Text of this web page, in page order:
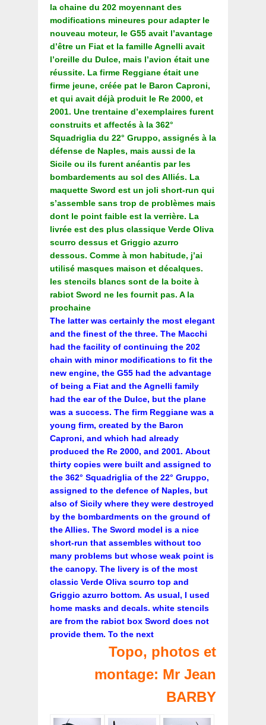
la chaine du 202 moyennant des
modifications mineures pour adapter le
nouveau moteur, le G55 avait l’avantage
d’être un Fiat et la famille Agnelli avait
l’oreille du Dulce, mais l’avion était une
réussite. La firme Reggiane était une
firme jeune, créée pat le Baron Caproni,
et qui avait déjà produit le Re 2000, et
2001. Une trentaine d’exemplaires furent
construits et affectés à la 362°
Squadriglia du 22° Gruppo, assignés à la
défense de Naples, mais aussi de la
Sicile ou ils furent anéantis par les
bombardements au sol des Alliés. La
maquette Sword est un joli short-run qui
s’assemble sans trop de problèmes mais
dont le point faible est la verrière. La
livrée est des plus classique Verde Oliva
scurro dessus et Griggio azurro
dessous. Comme à mon habitude, j’ai
utilisé masques maison et décalques.
les stencils blancs sont de la boite à
rabiot Sword ne les fournit pas. A la
prochaine
The latter was certainly the most elegant
and the finest of the three. The Macchi
had the facility of continuing the 202
chain with minor modifications to fit the
new engine, the G55 had the advantage
of being a Fiat and the Agnelli family
had the ear of the Dulce, but the plane
was a success. The firm Reggiane was a
young firm, created by the Baron
Caproni, and which had already
produced the Re 2000, and 2001. About
thirty copies were built and assigned to
the 362° Squadriglia of the 22° Gruppo,
assigned to the defence of Naples, but
also of Sicily where they were destroyed
by the bombardments on the ground of
the Allies. The Sword model is a nice
short-run that assembles without too
many problems but whose weak point is
the canopy. The livery is of the most
classic Verde Oliva scurro top and
Griggio azurro bottom. As usual, I used
home masks and decals. white stencils
are from the rabiot box Sword does not
provide them. To the next
Topo, photos et
montage: Mr Jean
BARBY